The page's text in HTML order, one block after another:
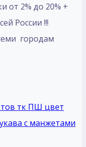
от 2% до 20% +
России !!!
городам